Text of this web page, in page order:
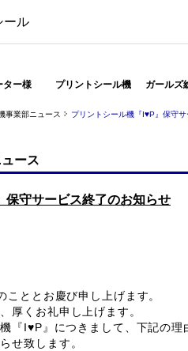
ール
ター様 プリントシール機 ガールズ
事業部ニュース プリントシール機『I♥P』保守
ース
保守サービス終了のお知らせ
ととお慶び申し上げます。
厚くお礼申し上げます。
『I♥P』につきまして、下記の
せ致します。